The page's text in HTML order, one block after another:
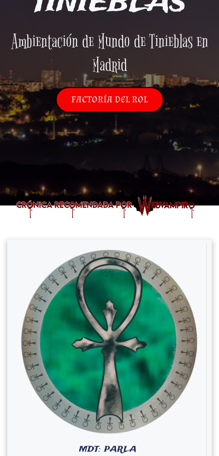
Ambientación de Mundo de Tinieblas en
Madrid
FACTORÍA DEL ROL
MDT: PARLA